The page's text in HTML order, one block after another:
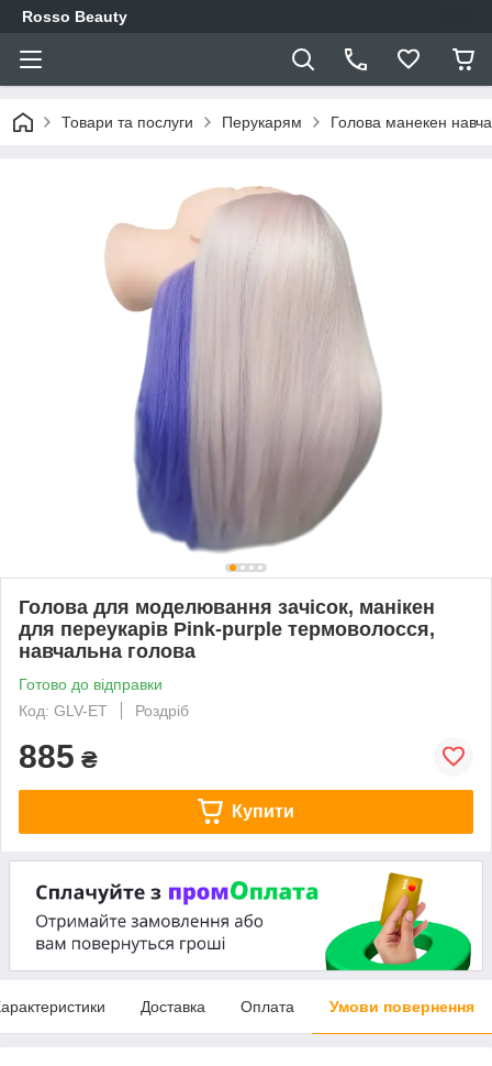
Rosso Beauty
Товари та послуги Перукарям Голова манекен
Голова для моделювання зачісок, манікен
для переукарів Pink-purple термоволосся,
навчальна голова
Готово до відправки
Код: GLV-ET
Роздріб
885 ₴
Купити
Доставка Оплата Умови повернення